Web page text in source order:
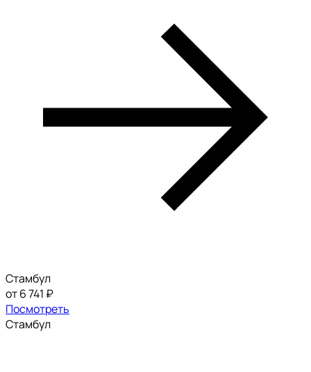
Стамбул
от 6 741 ₽
Посмотреть
Стамбул